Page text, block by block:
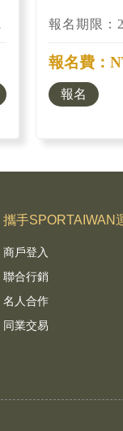
報名期限：
報名費：
報名
攜手SPORTAIWAN
商戶登入
聯合行銷
名人合作
同業交易